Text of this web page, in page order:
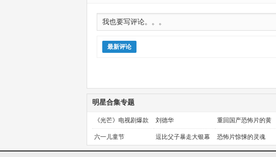
最新评论
明星合集专题
《光芒》电视剧爆款
预定！
刘德华 重回国产恐怖片的黄
金时代
六一儿童节 逗比父子暴走大银幕 恐怖片惊悚的灵魂